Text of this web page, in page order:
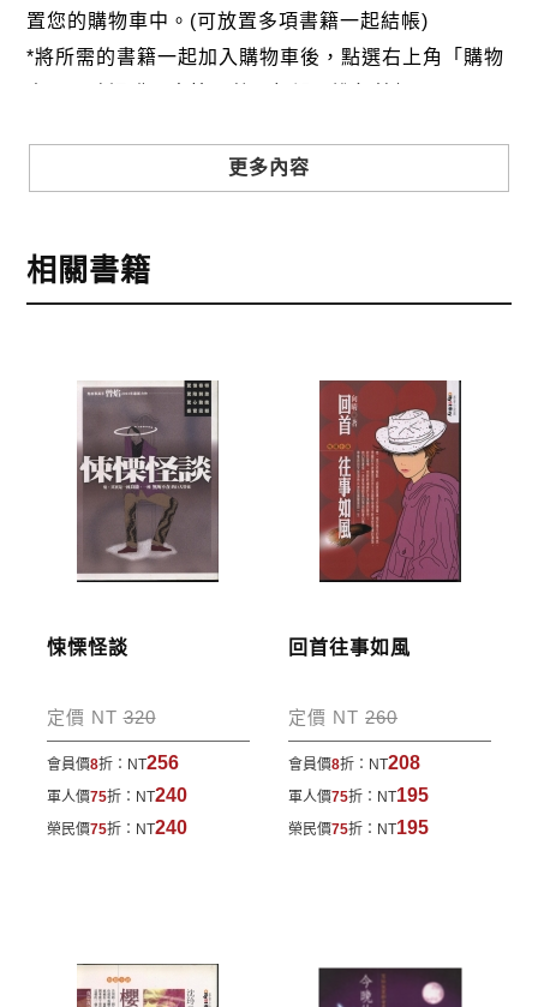
置您的購物車中。(可放置多項書籍一起結帳)
*將所需的書籍一起加入購物車後，點選右上角「購物
2.銀行轉帳:選擇銀行轉帳時，請填寫您的銀行帳號後
五碼，並於三日內完成匯款，以利核銷作業。
劃撥單，匯款者大名請填寫跟訂購者大名一致，以利
完成訂購
訂購完成後，可至會員專區查詢「我的訂單」，查詢
訂單處理的狀態。
運費說明:
包裹運送，一律免運費；899元以下須自付80元運
費。外文書籍將由專人估價
，訂購後48小時內回覆運
寄送說明:
付款完成後，本公司將於七日內以郵寄方式寄送到您
更多內容
相關書籍
悚慄怪談
定價 NT320
會員價8折： NT256
軍人價75折： NT240
榮民價75折： NT240
回首往事如風
定價 NT260
會員價8折： NT208
軍人價75折： NT195
榮民價75折： NT195